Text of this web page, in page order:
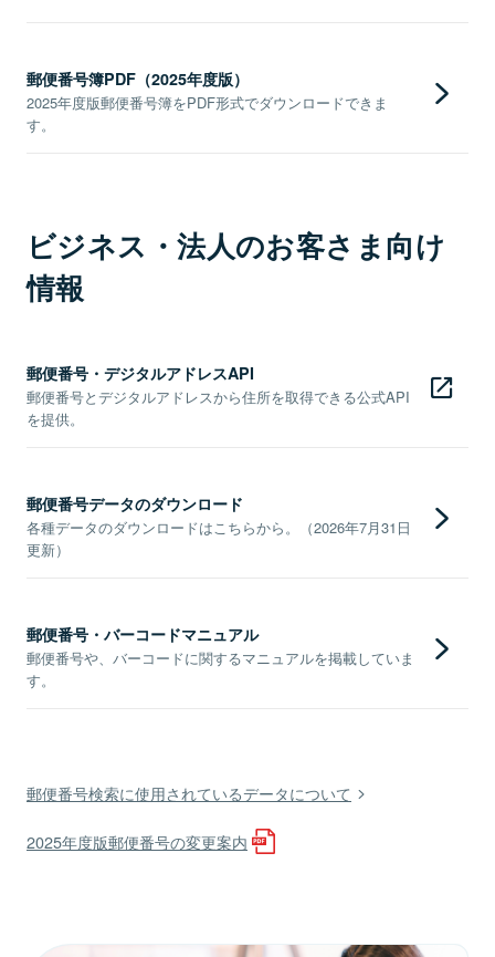
郵便番号簿PDF（2025年度版）
2025年度版郵便番号簿をPDF形式でダウンロードできま
す。
ビジネス・法人のお客さま向け
情報
郵便番号・デジタルアドレスAPI
郵便番号とデジタルアドレスから住所を取得できる公式API
を提供。
郵便番号データのダウンロード
各種データのダウンロードはこちらから。（2026年7月31日
更新）
郵便番号・バーコードマニュアル
郵便番号や、バーコードに関するマニュアルを掲載していま
す。
郵便番号検索に使用されているデータについて
2025年度版郵便番号の変更案内